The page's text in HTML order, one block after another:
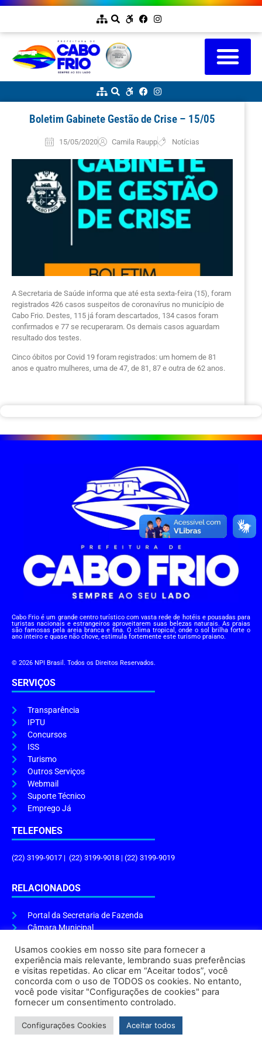
Boletim Gabinete Gestão de Crise – 15/05
15/05/2020 Camila Raupp Notícias
A Secretaria de Saúde informa que até esta sexta-feira (15), foram
registrados 426 casos suspeitos de coronavírus no município de
Cabo Frio. Destes, 115 já foram descartados, 134 casos foram
confirmados e 77 se recuperaram. Os demais casos aguardam
resultado dos testes.
Cinco óbitos por Covid 19 foram registrados: um homem de 81
anos e quatro mulheres, uma de 47, de 81, 87 e outra de 62 anos.
Cabo Frio é um grande centro turístico com vasta rede de hotéis e pousadas para
turistas nacionais e estrangeiros aproveitarem suas belezas naturais. As praias
são famosas pela areia branca e fina. O clima tropical, onde o sol brilha forte o
ano inteiro e quase não chove, estimula fortemente este turismo praiano.
© 2026 NPI Brasil. Todos os Direitos Reservados.
SERVIÇOS
Transparência
IPTU
Concursos
ISS
Turismo
Outros Serviços
Webmail
Suporte Técnico
Emprego Já
TELEFONES
(22) 3199-9017 | (22) 3199-9018 | (22) 3199-9019
RELACIONADOS
Portal da Secretaria de Fazenda
Câmara Municipal
ENDEREÇO E HORÁRIO
Endereço:Praça Tiradentes, s/n – Centro, Cabo Frio – RJ, 28906-290
Atendimento do Protocolo Geral da Prefeitura:9h às 16h
Horário de Funcionamento:8h às 17h
Usamos cookies em nosso site para fornecer a
experiência mais relevante, lembrando suas preferências
e visitas repetidas. Ao clicar em “Aceitar todos”, você
concorda com o uso de TODOS os cookies. No entanto,
você pode visitar "Configurações de cookies" para
fornecer um consentimento controlado.
Configurações Cookies Aceitar todos